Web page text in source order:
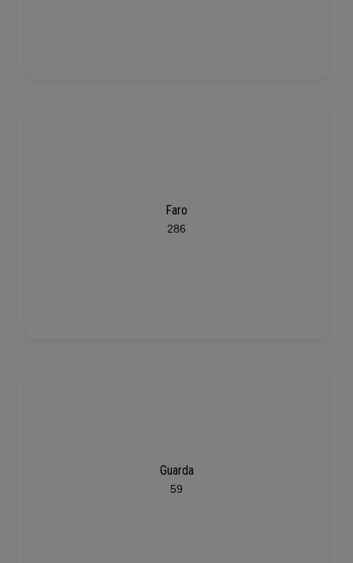
Faro
286
Guarda
59